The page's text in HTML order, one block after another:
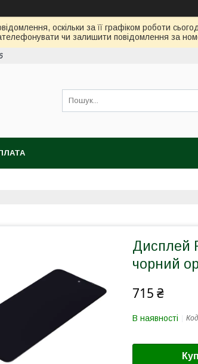
оскільки за її графіком роботи
чи залишити повідомлення за
Дисплей
чорний
715 ₴
В наявності